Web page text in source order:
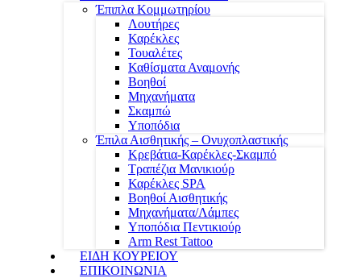
Έπιπλα Κομμωτηρίου
Λουτήρες
Καρέκλες
Τουαλέτες
Καθίσματα Αναμονής
Βοηθοί
Μηχανήματα
Σκαμπώ
Υποπόδια
Έπιλα Αισθητικής – Ονυχοπλαστικής
Κρεβάτια-Καρέκλες-Σκαμπό
Τραπέζια Μανικιούρ
Καρέκλες SPA
Βοηθοί Αισθητικής
Μηχανήματα/Λάμπες
Υποπόδια Πεντικιούρ
Arm Rest Tattoo
ΕΙΔΗ ΚΟΥΡΕΙΟΥ
ΕΠΙΚΟΙΝΩΝΙΑ